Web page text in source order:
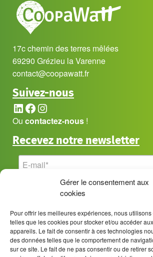
Gérer le consentement aux
cookies
Pour offrir les meilleures expériences, nous
telles que les cookies pour stocker et/ou accéder
appareils. Le fait de consentir à ces technologies
des données telles que le comportement de
sur ce site. Le fait de ne pas consentir ou de retirer
17c chemin des terres mêlées
69290 Grézieu la Varenne
contact@coopawatt.fr
Suivez-nous
LinkedIn
Facebook
Instagram
Ou contactez-nous !
Recevez notre newsletter